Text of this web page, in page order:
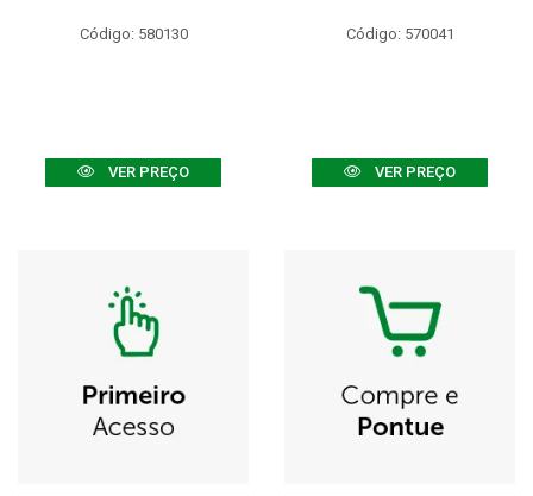
Código: 580130
VER PREÇO
Código: 570041
VER PREÇO